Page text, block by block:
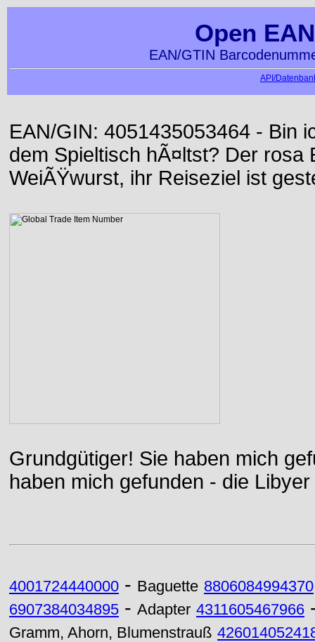
Open
EAN/GTIN
API/
EAN/GIN: 4051435053464 - Bin
dem Spieltisch hÃ¤ltst? Der rosa
WeiÃŸwurst, ihr Reiseziel ist
Grundgütiger! Sie haben mich
haben mich gefunden - die
4001724440000 - Baguette 8806084994370
6907384034895 - Adapter 4311605467966
Gramm, Ahorn, Blumenstrauß